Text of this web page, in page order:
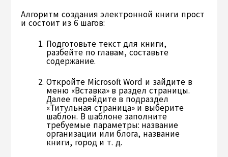
Алгоритм создания электронной книги прост
и состоит из 6 шагов:
Подготовьте текст для книги,
разбейте по главам, составьте
содержание.
Откройте Microsoft Word и зайдите в
меню «Вставка» в раздел страницы.
Далее перейдите в подраздел
«Титульная страница» и выберите
шаблон. В шаблоне заполните
требуемые параметры: название
организации или блога, название
книги, город и т. д.